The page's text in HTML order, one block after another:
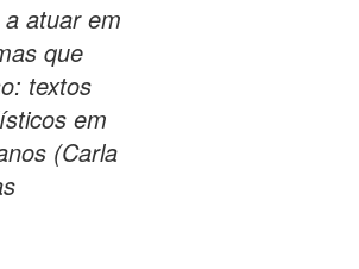
atuar em
que
textos
em
(Carla